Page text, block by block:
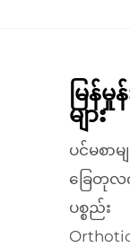
မြန်
များ
ပင်မစာမ
ခြေတု
ပစ္စည်း